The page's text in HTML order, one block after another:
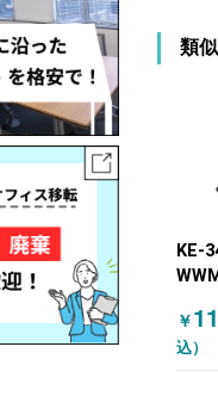
類
KE-
チェ
ア レ
￥
込）